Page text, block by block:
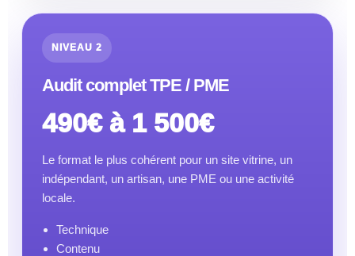
NIVEAU 2
Audit complet TPE / PME
490€ à 1 500€
Le format le plus cohérent pour un site vitrine, un
indépendant, un artisan, une PME ou une activité
locale.
Technique
Contenu